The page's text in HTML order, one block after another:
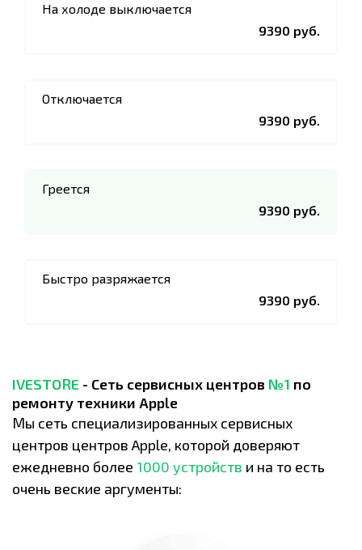
На холоде выключается
9390 руб.
Отключается
9390 руб.
Греется
9390 руб.
Быстро разряжается
9390 руб.
IVESTORE - Сеть сервисных центров №1 по
ремонту техники Apple
Мы сеть специализированных сервисных
центров центров Apple, которой доверяют
ежедневно более 1000 устройств и на то есть
очень веские аргументы: